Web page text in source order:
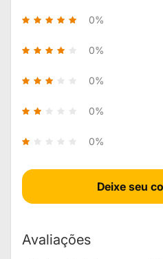
Avaliações
0%
0%
0%
0%
0%
Deixe seu